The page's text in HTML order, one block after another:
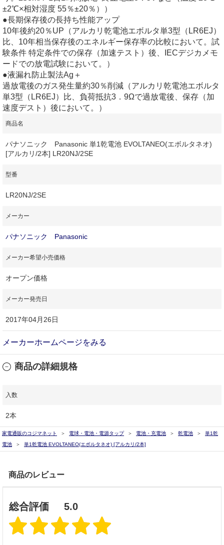
±2℃×相対湿度 55％±20％））
●長期保存後の長持ち性能アップ
10年後約20％UP（アルカリ乾電池エボルタ単3型（LR6EJ）
比、10年相当保存後のエネルギー保存率の比較において。試
験条件 特定条件での保存（加速テスト）後、IECデジカメモ
ードでの放電試験において。）
●液漏れ防止製法Ag＋
過放電後のガス発生量約30％削減（アルカリ乾電池エボルタ
単3型（LR6EJ）比、負荷抵抗3．9Ωで過放電後、保存（加
速度デスト）後において。）
商品名
パナソニック Panasonic 単1乾電池 EVOLTANEO(エボルタネオ)
[アルカリ/2本] LR20NJ/2SE
型番
LR20NJ/2SE
メーカー
パナソニック Panasonic
メーカー希望小売価格
オープン価格
メーカー発売日
2017年04月26日
メーカーホームページをみる
商品の詳細規格
入数
2本
家電通販のコジマネット 電球・電池・電源タップ 電池・充電池 乾電池
単1乾
電池
単1乾電池 EVOLTANEO(エボルタネオ) [アルカリ/2本]
商品のレビュー
総合評価 5.0